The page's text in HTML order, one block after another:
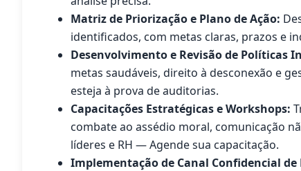
Matriz de Priorização e Plano de Ação:
identificados, com metas claras, prazos e
Desenvolvimento e Revisão de Políticas
metas saudáveis, direito à desconexão e
esteja à prova de auditorias.
Capacitações Estratégicas e Workshops:
combate ao assédio moral, comunicação
líderes e RH — Agende sua capacitação.
Implementação de Canal Confidencial de